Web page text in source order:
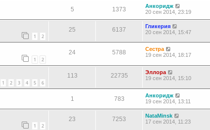
5 1373
Анкоридж
20 сен 2014, 23:19
1 2
25 6137
Гликерия
20 сен 2014, 15:47
1 2
24 5788
Сестра
19 сен 2014, 18:17
1 2 3 4 5 6
113 22735
Эллора
19 сен 2014, 15:10
1 783
Анкоридж
19 сен 2014, 13:11
1 2
23 7253
NataMinsk
17 сен 2014, 11:23